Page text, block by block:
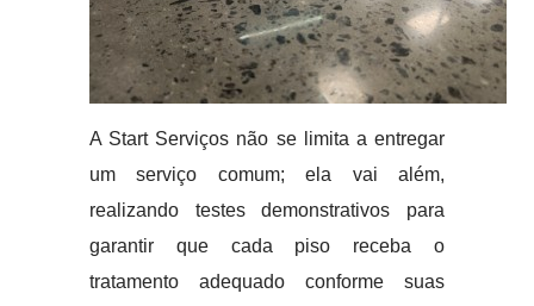
A Start Serviços não se limita a entregar
um serviço comum; ela vai além,
realizando testes demonstrativos para
garantir que cada piso receba o
tratamento adequado conforme suas